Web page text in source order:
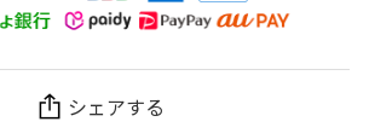
シェアする